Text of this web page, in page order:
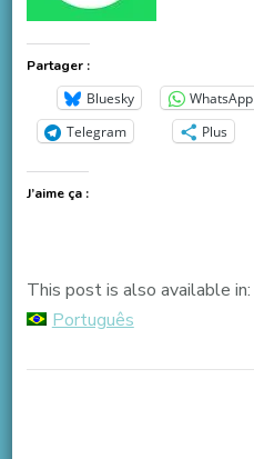
Partager :
Bluesky WhatsApp
Telegram
Plus
J’aime ça :
This post is also available in:
Português